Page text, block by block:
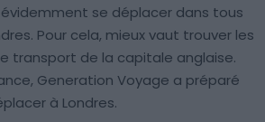
se déplacer dans tous
Pour cela, mieux vaut trouver les
transport de la capitale anglaise.
Generation Voyage a préparé
à Londres.